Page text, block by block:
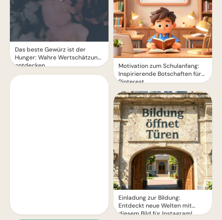
Das beste Gewürz ist der
Hunger: Wahre Wertschätzung
entdecken
Motivation zum Schulanfang:
Inspirierende Botschaften für
Pinterest
Einladung zur Bildung:
Entdeckt neue Welten mit
diesem Bild für Instagram!